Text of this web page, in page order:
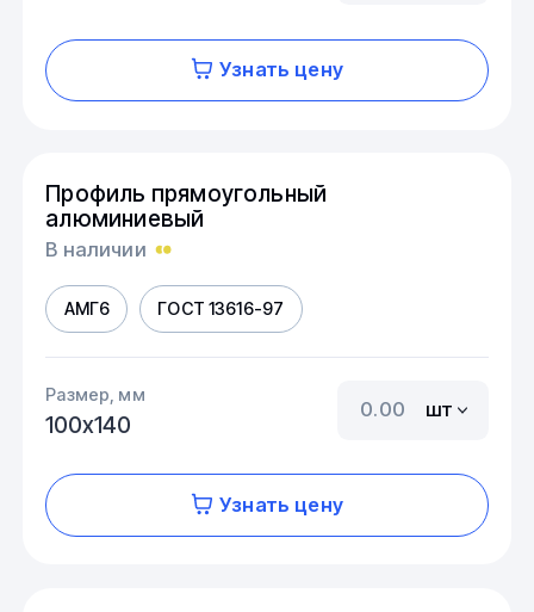
Узнать цену
Профиль прямоугольный
алюминиевый
В наличии
АМГ6 ГОСТ 13616-97
Размер, мм
100х140
шт
Узнать цену